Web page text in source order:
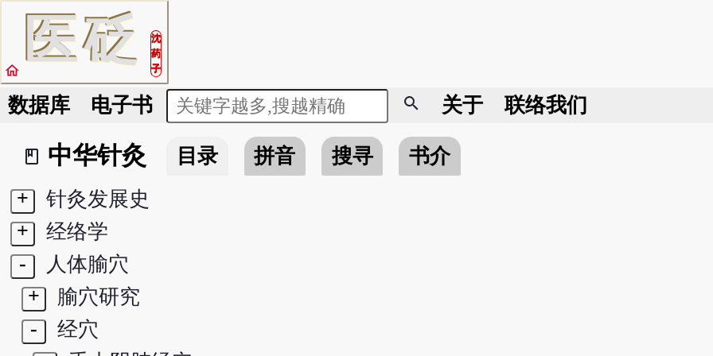
医砭
沈
药
子
home
数据库 电子书 search 关于 联络我们
book_2
中华针灸 目录 拼音 搜寻
书介
+
针灸发展史
+
经络学
-
人体腧穴
+
腧穴研究
-
经穴